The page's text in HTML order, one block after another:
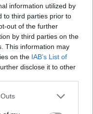
information utilized by
to third parties prior to
out of the further
by third parties on the
This information may
on the IAB’s List of
disclose it to other